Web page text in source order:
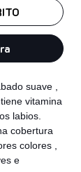
suave ,
vitamina
labios.
cobertura
colores ,
e